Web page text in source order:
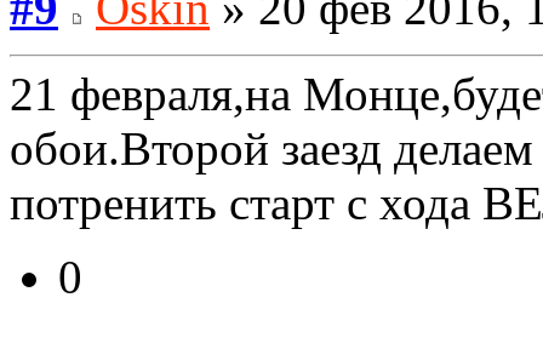
21 февраля,на
обои.Второй заезд
потренить старт с хода
0